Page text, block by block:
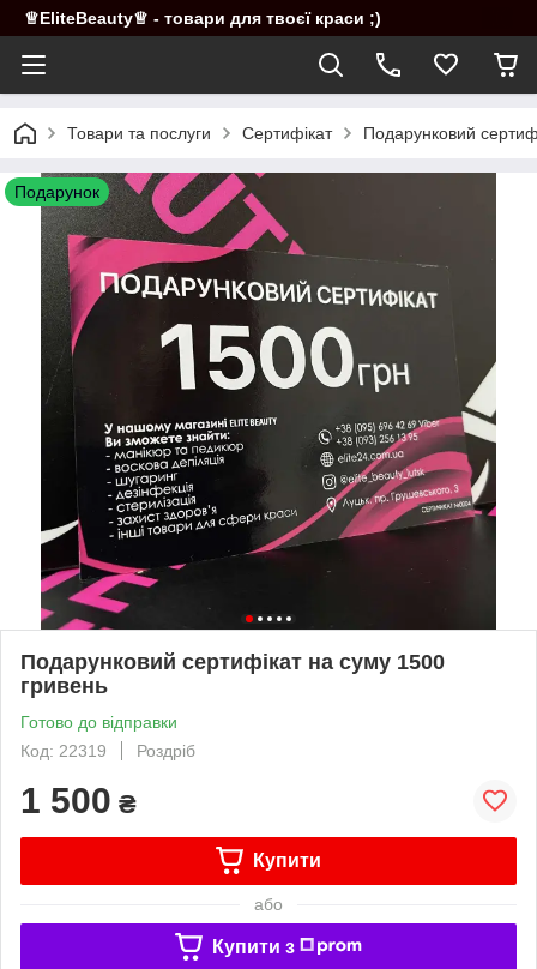
♕EliteBeauty♕ - товари для твоєї краси ;)
Товари та послуги Сертифікат Подарунковий
Подарунок
Подарунковий сертифікат на суму 1500
гривень
Готово до відправки
Код: 22319
Роздріб
1 500 ₴
Купити
або
Купити з